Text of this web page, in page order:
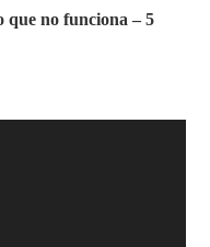
no funciona – 5